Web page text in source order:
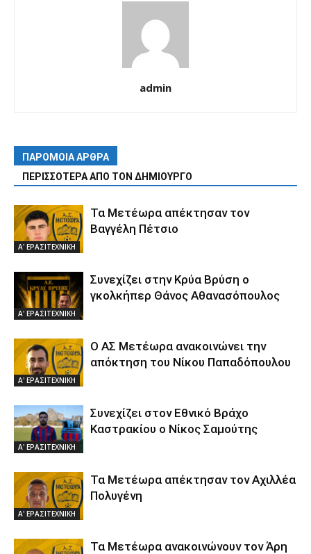
admin
ΠΑΡΟΜΟΙΑ ΑΡΘΡΑ
ΠΕΡΙΣΣΟΤΕΡΑ ΑΠΟ ΤΟΝ ΔΗΜΙΟΥΡΓΟ
Α' ΕΡΑΣΙΤΕΧΝΙΚΗ
Τα Μετέωρα απέκτησαν τον
Βαγγέλη Πέτσιο
Α' ΕΡΑΣΙΤΕΧΝΙΚΗ
Συνεχίζει στην Κρύα Βρύση ο
γκολκήπερ Θάνος Αθανασόπουλος
Α' ΕΡΑΣΙΤΕΧΝΙΚΗ
Ο ΑΣ Μετέωρα ανακοινώνει την
απόκτηση του Νίκου Παπαδόπουλου
Α' ΕΡΑΣΙΤΕΧΝΙΚΗ
Συνεχίζει στον Εθνικό Βράχο
Καστρακίου ο Νίκος Σαμούτης
Α' ΕΡΑΣΙΤΕΧΝΙΚΗ
Τα Μετέωρα απέκτησαν τον Αχιλλέα
Πολυγένη
Τα Μετέωρα ανακοινώνουν τον Άρη